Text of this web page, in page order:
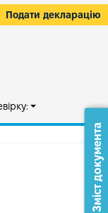
Подати декларацію
Зміст документа